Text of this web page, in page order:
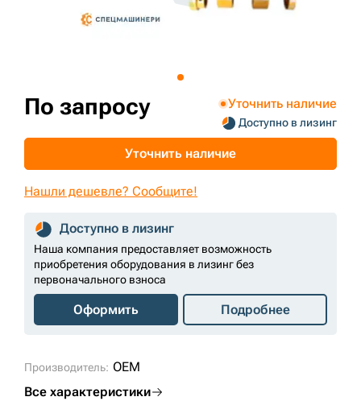
Производитель: OEM
Все характеристики
По запросу Уточнить наличие
Доступно в лизинг
Уточнить наличие
Нашли дешевле? Сообщите!
Доступно в лизинг
Наша компания предоставляет возможность
приобретения оборудования в лизинг без
первоначального взноса
Оформить Подробнее
sksale@skdst.ru